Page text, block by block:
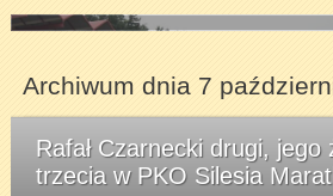
Archiwum dnia 7
Rafał Czarnecki drugi, jego
trzecia w PKO Silesia